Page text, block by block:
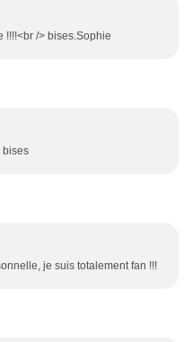
!!!!<br /> bises.Sophie
bises
je suis totalement fan !!!